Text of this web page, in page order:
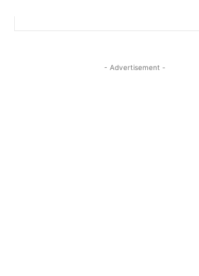
- Advertisement -